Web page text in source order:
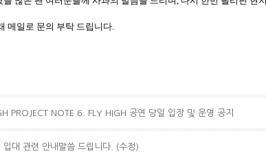
메일로 문의 부탁 드립니다.
PROJECT NOTE 6. FLY HIGH 공연 당일 입장 및 운영 공지
입대 관련 안내말씀 드립니다. (수정)